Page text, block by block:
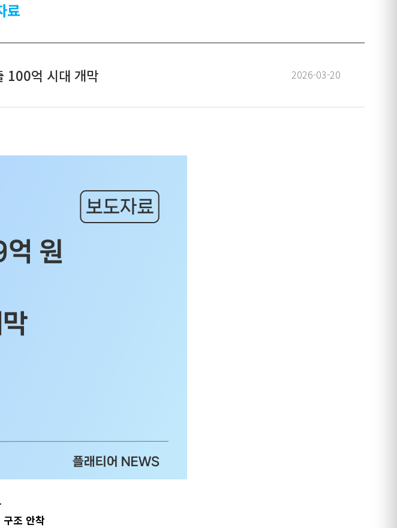
료
100억 시대 개막 2026-03-20
조 안착